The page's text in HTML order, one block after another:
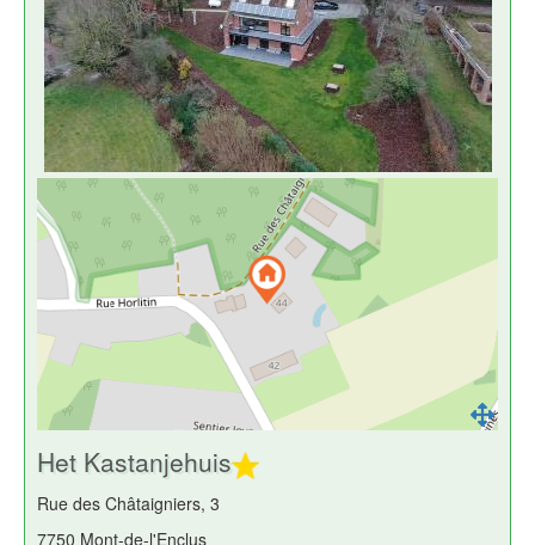
Het Kastanjehuis
Rue des Châtaigniers, 3
7750 Mont-de-l'Enclus